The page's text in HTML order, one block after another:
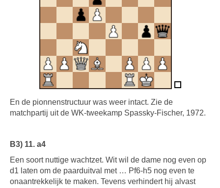
En de pionnenstructuur was weer intact. Zie de
matchpartij uit de WK-tweekamp Spassky-Fischer, 1972.
B3) 11. a4
Een soort nuttige wachtzet. Wit wil de dame nog even op
d1 laten om de paarduitval met … Pf6-h5 nog even te
onaantrekkelijk te maken. Tevens verhindert hij alvast